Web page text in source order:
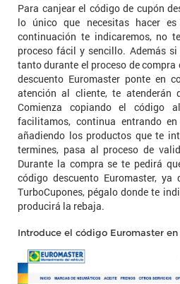
Para canjear el código de cupón
lo único que necesitas hacer
continuación te indicaremos, no
proceso fácil y sencillo. Además
tanto durante el proceso de compra
descuento Euromaster ponte en
atención al cliente, te atenderán
Comienza copiando el código
facilitamos, continua entrando
añadiendo los productos que te
termines, pasa al proceso de
Durante la compra se te pedirá
código descuento Euromaster,
TurboCupones, pégalo donde te
producirá la rebaja.
Introduce el código Euromaster